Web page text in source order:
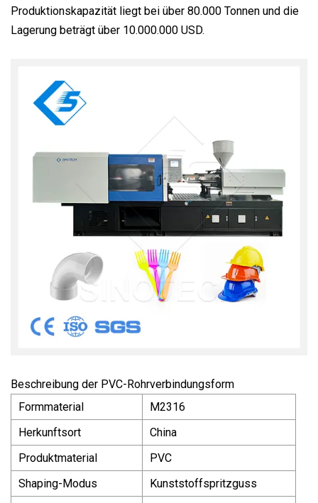
Produktionskapazität liegt bei über 80.000 Tonnen und die
Lagerung beträgt über 10.000.000 USD.
Beschreibung der PVC-Rohrverbindungsform
Formmaterial
M2316
Herkunftsort
China
Produktmaterial
PVC
Shaping-Modus
Kunststoffspritzguss